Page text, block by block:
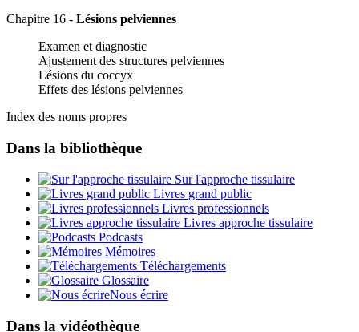
Chapitre 16 - Lésions pelviennes
Examen et diagnostic
Ajustement des structures pelviennes
Lésions du coccyx
Effets des lésions pelviennes
Index des noms propres
Dans la bibliothèque
Sur l'approche tissulaire
Livres grand public
Livres professionnels
Livres approche tissulaire
Podcasts
Mémoires
Téléchargements
Glossaire
Nous écrire
Dans la vidéothèque